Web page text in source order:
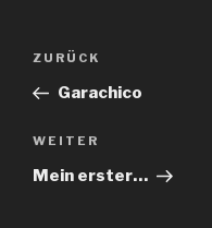
Beitragsnavigation
Vorheriger
Beitrag
ZURÜCK
Garachico
Nächster
Beitrag
WEITER
Mein erster…